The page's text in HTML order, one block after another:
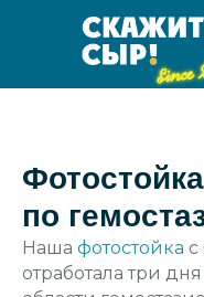
по
Наша фотостойка
отработала три